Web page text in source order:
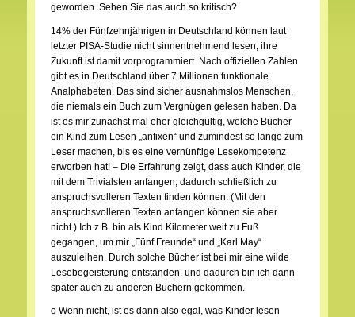
geworden. Sehen Sie das auch so kritisch?
14% der Fünfzehnjährigen in Deutschland können laut
letzter PISA-Studie nicht sinnentnehmend lesen, ihre
Zukunft ist damit vorprogrammiert. Nach offiziellen Zahlen
gibt es in Deutschland über 7 Millionen funktionale
Analphabeten. Das sind sicher ausnahmslos Menschen,
die niemals ein Buch zum Vergnügen gelesen haben. Da
ist es mir zunächst mal eher gleichgültig, welche Bücher
ein Kind zum Lesen „anfixen“ und zumindest so lange zum
Leser machen, bis es eine vernünftige Lesekompetenz
erworben hat! – Die Erfahrung zeigt, dass auch Kinder, die
mit dem Trivialsten anfangen, dadurch schließlich zu
anspruchsvolleren Texten finden können. (Mit den
anspruchsvolleren Texten anfangen können sie aber
nicht.) Ich z.B. bin als Kind Kilometer weit zu Fuß
gegangen, um mir „Fünf Freunde“ und „Karl May“
auszuleihen. Durch solche Bücher ist bei mir eine wilde
Lesebegeisterung entstanden, und dadurch bin ich dann
später auch zu anderen Büchern gekommen.
o Wenn nicht, ist es dann also egal, was Kinder lesen